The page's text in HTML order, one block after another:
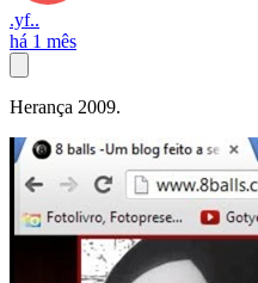
.yf..
há 1 mês
Herança 2009.